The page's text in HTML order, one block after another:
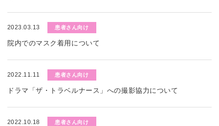
2023.03.13 患者さん向け
院内でのマスク着用について
2022.11.11 患者さん向け
ドラマ「ザ・トラベルナース」への撮影協力について
2022.10.18 患者さん向け